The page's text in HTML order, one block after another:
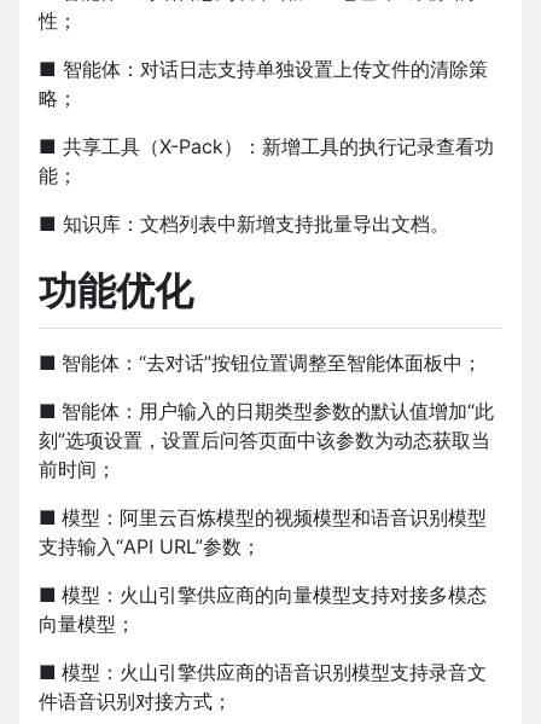
性；
■ 智能体：对话日志支持单独设置上传文件的清除策
略；
■ 共享工具（X-Pack）：新增工具的执行记录查看功
能；
■ 知识库：文档列表中新增支持批量导出文档。
功能优化
■ 智能体：“去对话”按钮位置调整至智能体面板中；
■ 智能体：用户输入的日期类型参数的默认值增加“此
刻”选项设置，设置后问答页面中该参数为动态获取当
前时间；
■ 模型：阿里云百炼模型的视频模型和语音识别模型
支持输入“API URL”参数；
■ 模型：火山引擎供应商的向量模型支持对接多模态
向量模型；
■ 模型：火山引擎供应商的语音识别模型支持录音文
件语音识别对接方式；